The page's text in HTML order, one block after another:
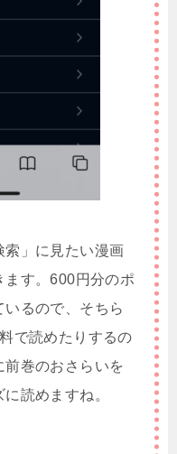
索」に見たい漫画
ます。600円分のポ
るので、そちら
で読めたりするの
前巻のおさらいを
読めますね。